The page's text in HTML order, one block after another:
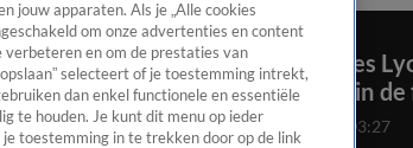
Gele Hesjes
vaststaat in de
25 juli 2020, 03:27
jouw apparaten. Als je „Alle cookies
om onze advertenties en content
verbeteren en om de prestaties van
selecteert of je toestemming intrekt,
dan enkel functionele en essentiële
te houden. Je kunt dit menu op ieder
toestemming in te trekken door op de link